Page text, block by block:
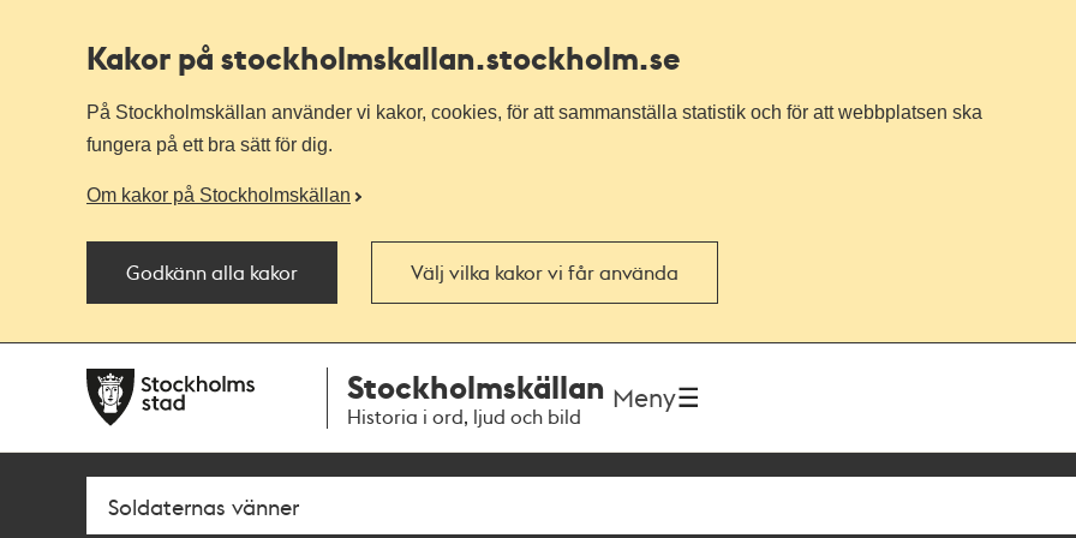
Kakor på stockholmskallan.stockholm.se
På Stockholmskällan använder vi kakor, cookies, för att sammanställa statistik och för att webbplatsen ska
fungera på ett bra sätt för dig.
Om kakor på Stockholmskällan
Godkänn alla kakor Välj vilka kakor vi får använda
navigationen
huvudinnehållet
Stockholmskällan
Historia i ord, ljud och bild
Meny
Sök